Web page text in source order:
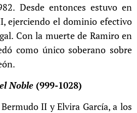
Desde entonces estuvo en
ejerciendo el dominio efectivo
Con la muerte de Ramiro en
como único soberano sobre
el Noble (999-1028)
II y Elvira García, a los